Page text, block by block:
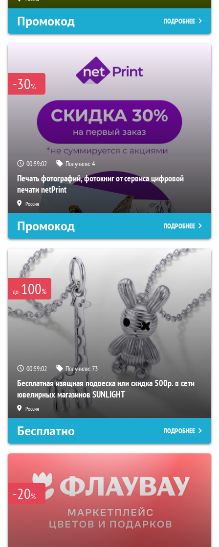
Промокод ПОДРОБНЕЕ
-30%
00:59:01 Получили:4
Печать фотографий, фотокниг от сервиса цифровой
печати netPrint
Россия
Промокод ПОДРОБНЕЕ
до 100%
00:59:01 Получили:73
Бесплатная изящная подвеска или скидка 500р. в сети
ювелирных магазинов SUNLIGHT
Россия
Бесплатно ПОДРОБНЕЕ
-20%